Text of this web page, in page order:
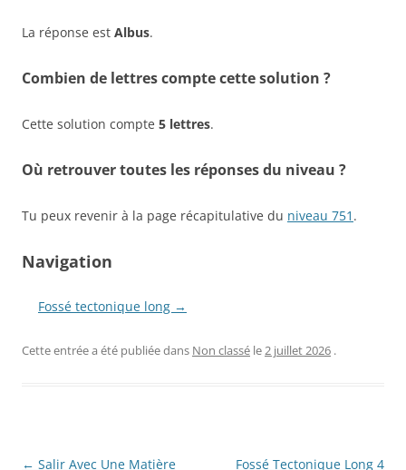
La réponse est Albus.
Combien de lettres compte cette solution ?
Cette solution compte 5 lettres.
Où retrouver toutes les réponses du niveau ?
Tu peux revenir à la page récapitulative du niveau 751 .
Navigation
Fossé tectonique long →
Cette entrée a été publiée dans Non classé le2 juillet 2026 .
Navigation
← Salir Avec Une Matière
Fossé Tectonique Long 4